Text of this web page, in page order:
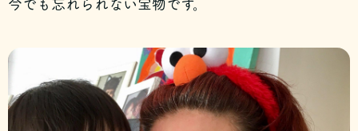
今でも忘れられない宝物です。